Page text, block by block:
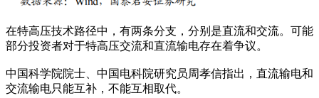
在特高压技术路径中，有两条分支，分别是直流和交流。可能
部分投资者对于特高压交流和直流输电存在着争议。
中国科学院院士、中国电科院研究员周孝信指出，直流输电和
交流输电只能互补，不能互相取代。